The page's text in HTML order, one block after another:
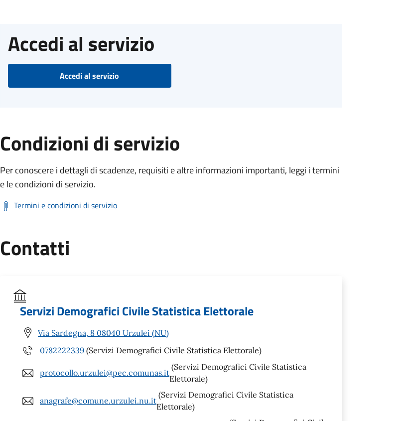
Accedi al servizio
Accedi al servizio
Condizioni di servizio
Per conoscere i dettagli di scadenze, requisiti e altre informazioni importanti, leggi i termini
e le condizioni di servizio.
Termini e condizioni di servizio
Contatti
Servizi Demografici Civile Statistica Elettorale
Via Sardegna, 8 08040 Urzulei (NU)
0782222339 (Servizi Demografici Civile Statistica Elettorale)
protocollo.urzulei@pec.comunas.it
(Servizi Demografici Civile Statistica
Elettorale)
anagrafe@comune.urzulei.nu.it
(Servizi Demografici Civile Statistica
Elettorale)